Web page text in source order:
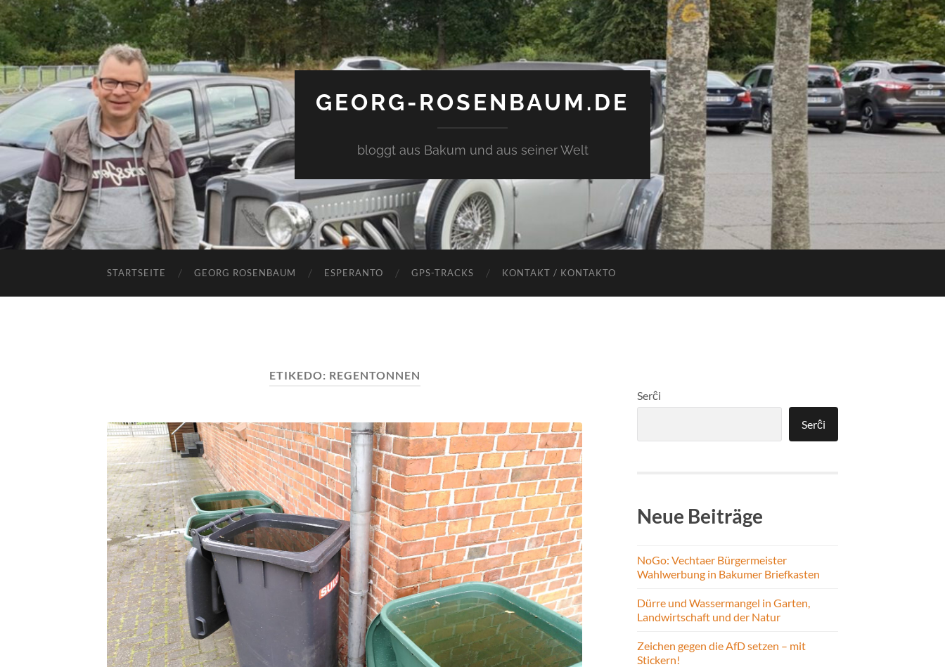
GEORG-ROSENBAUM.DE
bloggt aus Bakum und aus seiner Welt
STARTSEITE GEORG ROSENBAUM ESPERANTO GPS-TRACKS KONTAKT / KONTAKTO
ETIKEDO: REGENTONNEN
Serĉi
Serĉi
Neue Beiträge
NoGo: Vechtaer Bürgermeister
Wahlwerbung in Bakumer Briefkasten
Dürre und Wassermangel in Garten,
Landwirtschaft und der Natur
Zeichen gegen die AfD setzen – mit
Stickern!